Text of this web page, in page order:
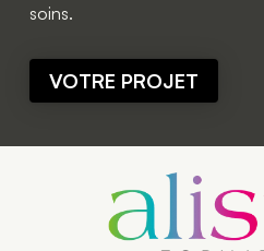
soins.
VOTRE PROJET